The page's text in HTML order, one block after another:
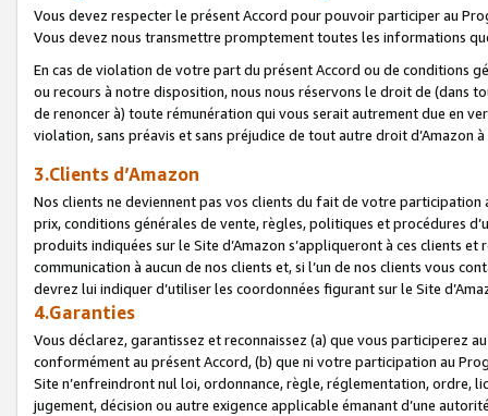
Vous devez respecter le présent Accord pour pouvoir participer au
Vous devez nous transmettre promptement toutes les informations
En cas de violation de votre part du présent Accord ou de conditions
ou recours à notre disposition, nous nous réservons le droit de (dans
de renoncer à) toute rémunération qui vous serait autrement due en
violation, sans préavis et sans préjudice de tout autre droit
3.Clients d’Amazon
Nos clients ne deviennent pas vos clients du fait de votre
prix, conditions générales de vente, règles, politiques et procédures
produits indiquées sur le Site d’Amazon s’appliqueront à ces clients
communication à aucun de nos clients et, si l’un de nos clients vous
devrez lui indiquer d’utiliser les coordonnées figurant sur le Site
4.Garanties
Vous déclarez, garantissez et reconnaissez (a) que vous participerez
conformément au présent Accord, (b) que ni votre participation au
Site n’enfreindront nul loi, ordonnance, règle, réglementation, ordre,
jugement, décision ou autre exigence applicable émanant d’une